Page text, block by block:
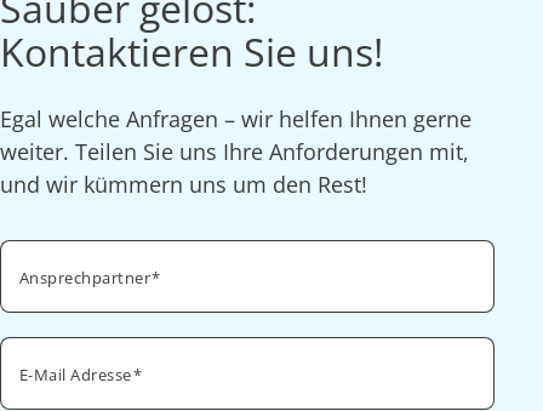
Kontaktieren Sie uns!
Egal welche Anfragen – wir helfen Ihnen gerne
weiter. Teilen Sie uns Ihre Anforderungen mit,
und wir kümmern uns um den Rest!
Ansprechpartner
E-Mail Adresse